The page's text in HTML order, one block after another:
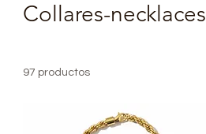
Collares-necklaces
97 productos